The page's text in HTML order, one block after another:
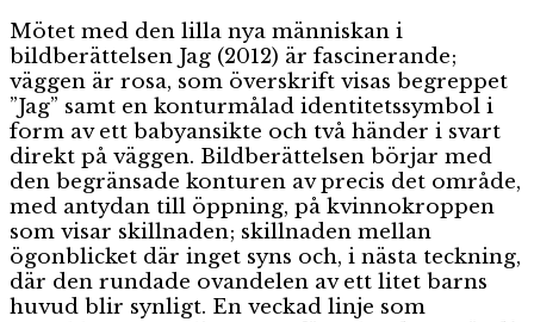
Mötet med den lilla nya människan i
bildberättelsen Jag (2012) är fascinerande;
väggen är rosa, som överskrift visas begreppet
”Jag” samt en konturmålad identitetssymbol i
form av ett babyansikte och två händer i svart
direkt på väggen. Bildberättelsen börjar med
den begränsade konturen av precis det område,
med antydan till öppning, på kvinnokroppen
som visar skillnaden; skillnaden mellan
ögonblicket där inget syns och, i nästa teckning,
där den rundade ovandelen av ett litet barns
huvud blir synligt. En veckad linje som